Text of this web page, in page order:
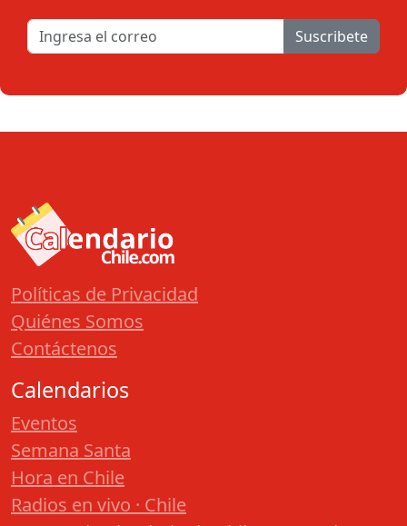
Suscribete
Políticas de Privacidad
Quiénes Somos
Contáctenos
Calendarios
Eventos
Semana Santa
Hora en Chile
Radios en vivo · Chile